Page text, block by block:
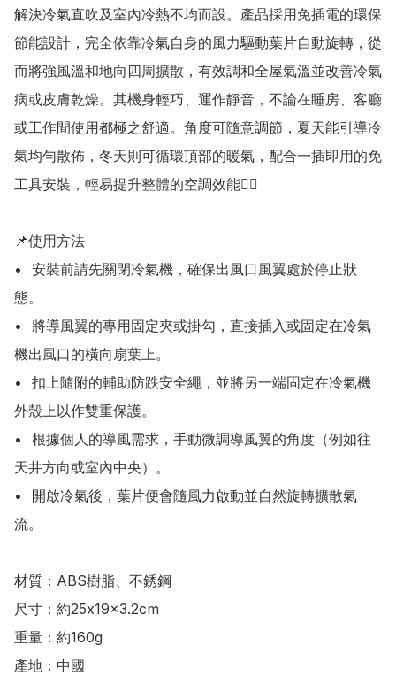
解決冷氣直吹及室內冷熱不均而設。產品採用免插電的環保
節能設計，完全依靠冷氣自身的風力驅動葉片自動旋轉，從
而將強風溫和地向四周擴散，有效調和全屋氣溫並改善冷氣
病或皮膚乾燥。其機身輕巧、運作靜音，不論在睡房、客廳
或工作間使用都極之舒適。角度可隨意調節，夏天能引導冷
氣均勻散佈，冬天則可循環頂部的暖氣，配合一插即用的免
工具安裝，輕易提升整體的空調效能👍🏻
📌使用方法
•	安裝前請先關閉冷氣機，確保出風口風翼處於停止狀
態。
•	將導風翼的專用固定夾或掛勾，直接插入或固定在冷氣
機出風口的橫向扇葉上。
•	扣上隨附的輔助防跌安全繩，並將另一端固定在冷氣機
外殼上以作雙重保護。
•	根據個人的導風需求，手動微調導風翼的角度（例如往
天井方向或室內中央）。
•	開啟冷氣後，葉片便會隨風力啟動並自然旋轉擴散氣
流。
材質：ABS樹脂、不銹鋼
尺寸：約25x19x3.2cm
重量：約160g
產地：中國